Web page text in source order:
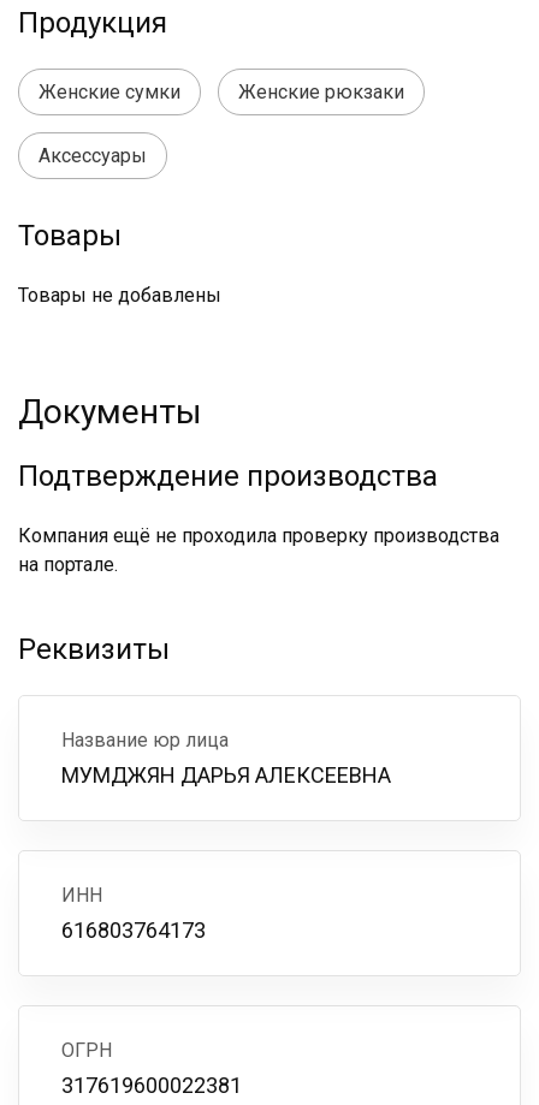
Продукция
Женские сумки Женские рюкзаки
Аксессуары
Товары
Товары не добавлены
Документы
Подтверждение производства
Компания ещё не проходила проверку производства
на портале.
Реквизиты
Название юр лица
МУМДЖЯН ДАРЬЯ АЛЕКСЕЕВНА
ИНН
616803764173
ОГРН
317619600022381